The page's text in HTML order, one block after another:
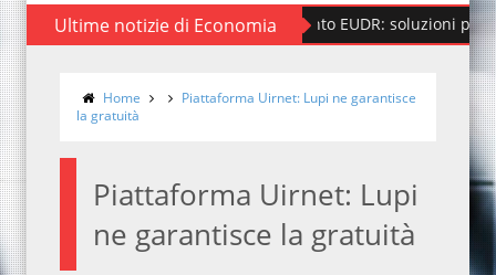
Ultime notizie di EconomiaRegolamento EUDR: soluzioni per la
Home
Piattaforma Uirnet: Lupi ne garantisce
la gratuità
Piattaforma Uirnet: Lupi
ne garantisce la gratuità